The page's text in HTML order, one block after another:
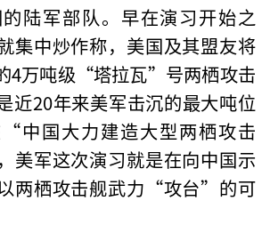
陆军部队。早在演习开始之
集中炒作称，美国及其盟友将
4万吨级“塔拉瓦”号两栖攻击
近20年来美军击沉的最大吨位
中国大力建造大型两栖攻击
美军这次演习就是在向中国示
两栖攻击舰武力“攻台”的可